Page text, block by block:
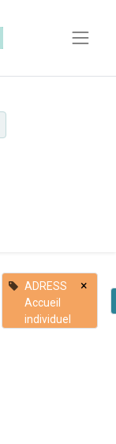
ADRESS
Accueil
individuel
×